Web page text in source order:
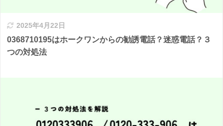
2025年4月22日
0368710195はホークワンからの勧誘電話？迷惑電話？３
つの対処法